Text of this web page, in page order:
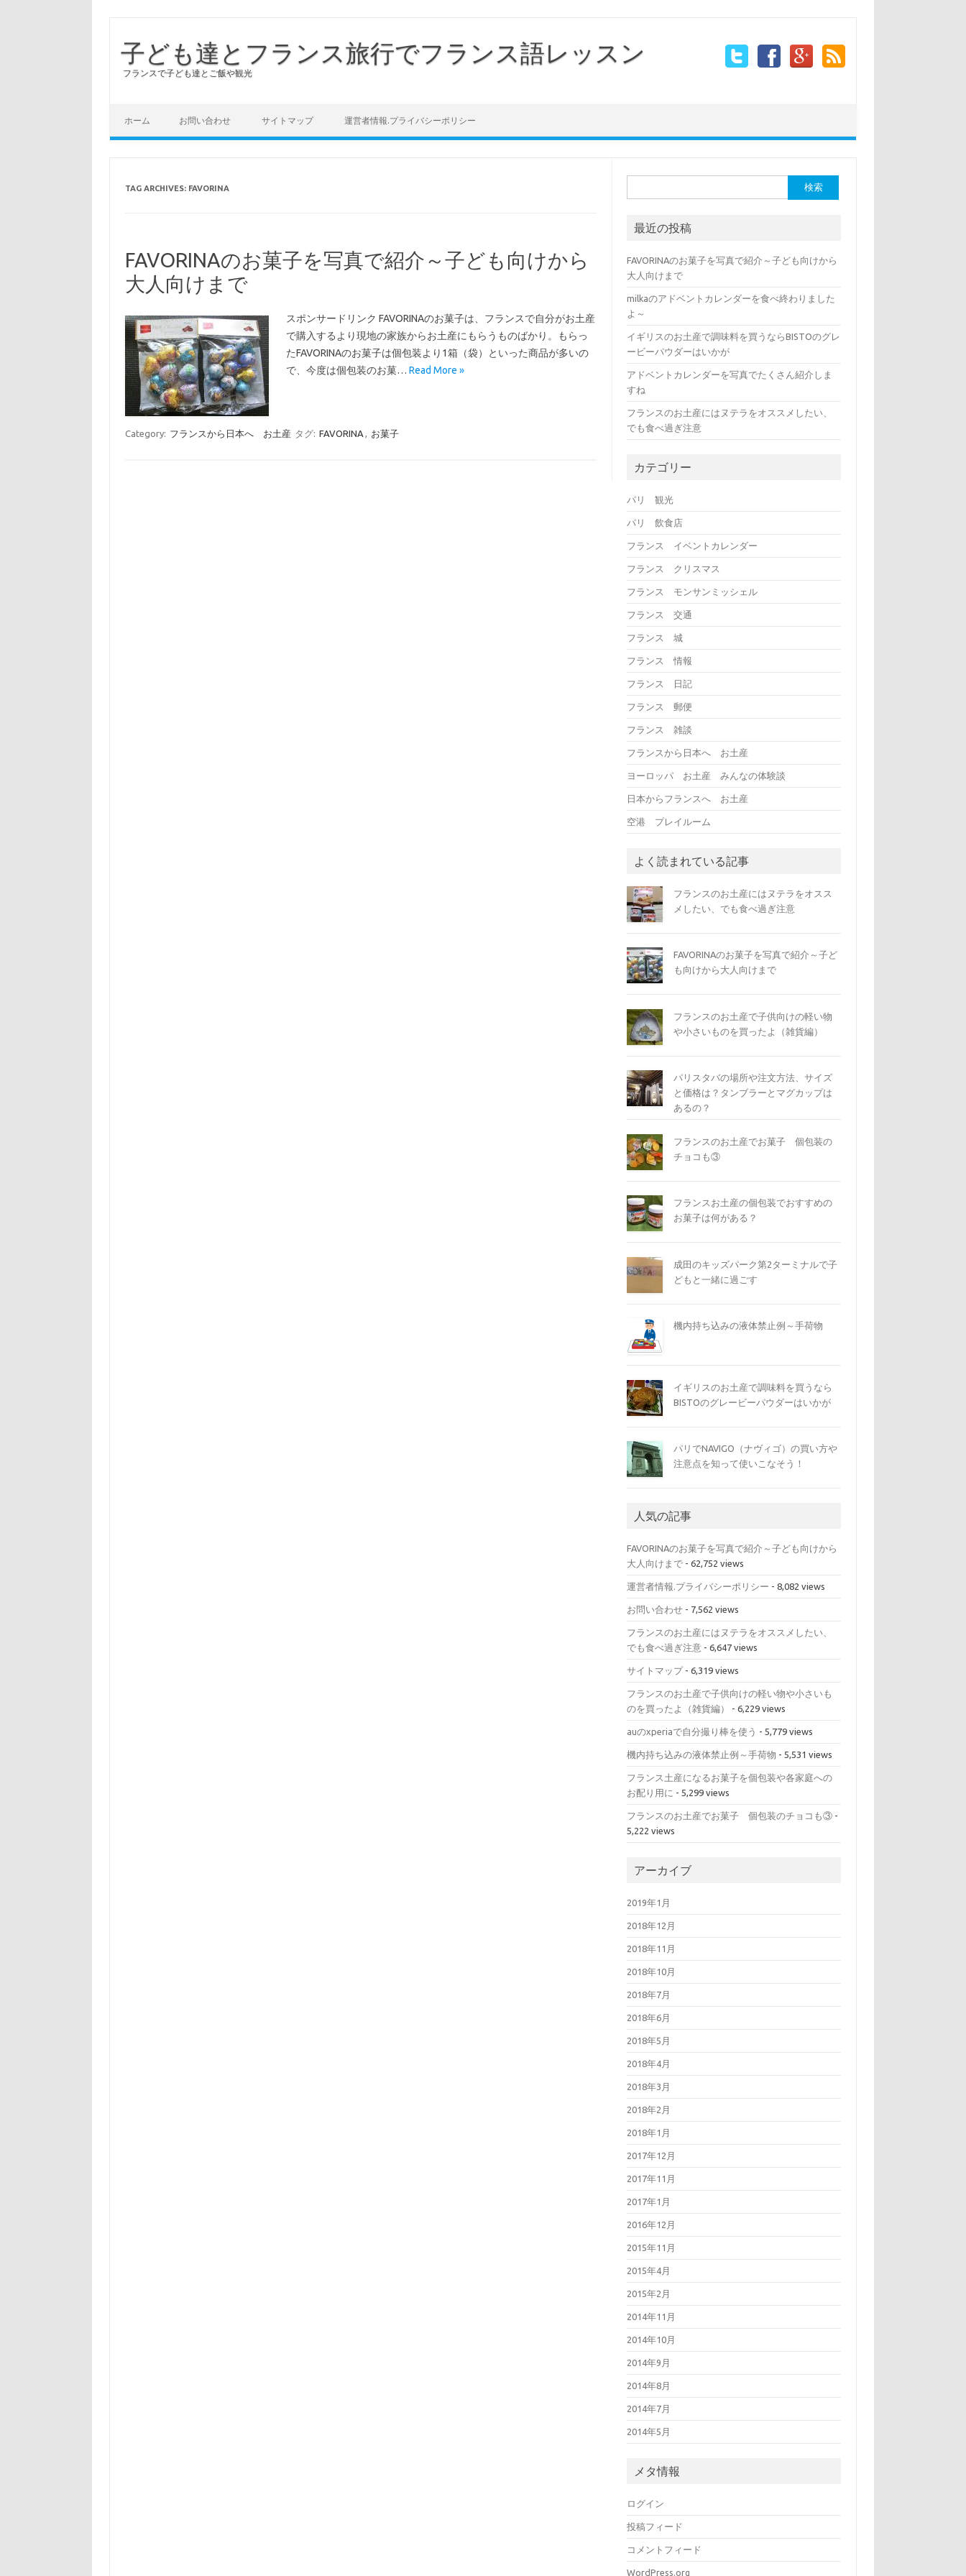
子ども達とフランス旅行でフランス語レッスン
フランスで子ども達とご飯や観光
ホーム お問い合わせ サイトマップ 運営者情報.プライバシーポリシー
TAG ARCHIVES: FAVORINA
FAVORINAのお菓子を写真で紹介～子ども向けから
大人向けまで
スポンサードリンク FAVORINAのお菓子は、フランスで自分がお土産
で購入するより現地の家族からお土産にもらうものばかり。もらっ
たFAVORINAのお菓子は個包装より1箱（袋）といった商品が多いの
で、今度は個包装のお菓… Read More »
Category: フランスから日本へ お土産 タグ: FAVORINA , お菓子
最近の投稿
FAVORINAのお菓子を写真で紹介～子ども向けから
大人向けまで
milkaのアドベントカレンダーを食べ終わりました
よ～
イギリスのお土産で調味料を買うならBISTOのグレ
ービーパウダーはいかが
アドベントカレンダーを写真でたくさん紹介しま
すね
フランスのお土産にはヌテラをオススメしたい、
でも食べ過ぎ注意
カテゴリー
パリ 観光
パリ 飲食店
フランス イベントカレンダー
フランス クリスマス
フランス モンサンミッシェル
フランス 交通
フランス 城
フランス 情報
フランス 日記
フランス 郵便
フランス 雑談
フランスから日本へ お土産
ヨーロッパ お土産 みんなの体験談
日本からフランスへ お土産
空港 プレイルーム
よく読まれている記事
フランスのお土産にはヌテラをオスス
メしたい、でも食べ過ぎ注意
FAVORINAのお菓子を写真で紹介～子ど
も向けから大人向けまで
フランスのお土産で子供向けの軽い物
や小さいものを買ったよ（雑貨編）
パリスタバの場所や注文方法、サイズ
と価格は？タンブラーとマグカップは
あるの？
フランスのお土産でお菓子 個包装の
チョコも③
フランスお土産の個包装でおすすめの
お菓子は何がある？
成田のキッズパーク第2ターミナルで子
どもと一緒に過ごす
機内持ち込みの液体禁止例～手荷物
イギリスのお土産で調味料を買うなら
BISTOのグレービーパウダーはいかが
パリでNAVIGO（ナヴィゴ）の買い方や
注意点を知って使いこなそう！
人気の記事
FAVORINAのお菓子を写真で紹介～子ども向けから
大人向けまで - 62,752 views
運営者情報.プライバシーポリシー - 8,082 views
お問い合わせ - 7,562 views
フランスのお土産にはヌテラをオススメしたい、
でも食べ過ぎ注意 - 6,647 views
サイトマップ- 6,319 views
フランスのお土産で子供向けの軽い物や小さいも
のを買ったよ（雑貨編）
- 6,229 views
auのxperiaで自分撮り棒を使う - 5,779 views
機内持ち込みの液体禁止例～手荷物 - 5,531 views
フランス土産になるお菓子を個包装や各家庭への
お配り用に - 5,299 views
フランスのお土産でお菓子 個包装のチョコも③ -
5,222 views
アーカイブ
2019年1月
2018年12月
2018年11月
2018年10月
2018年7月
2018年6月
2018年5月
2018年4月
2018年3月
2018年2月
2018年1月
2017年12月
2017年11月
2017年1月
2016年12月
2015年11月
2015年4月
2015年2月
2014年11月
2014年10月
2014年9月
2014年8月
2014年7月
2014年5月
メタ情報
ログイン
投稿フィード
コメントフィード
WordPress.org